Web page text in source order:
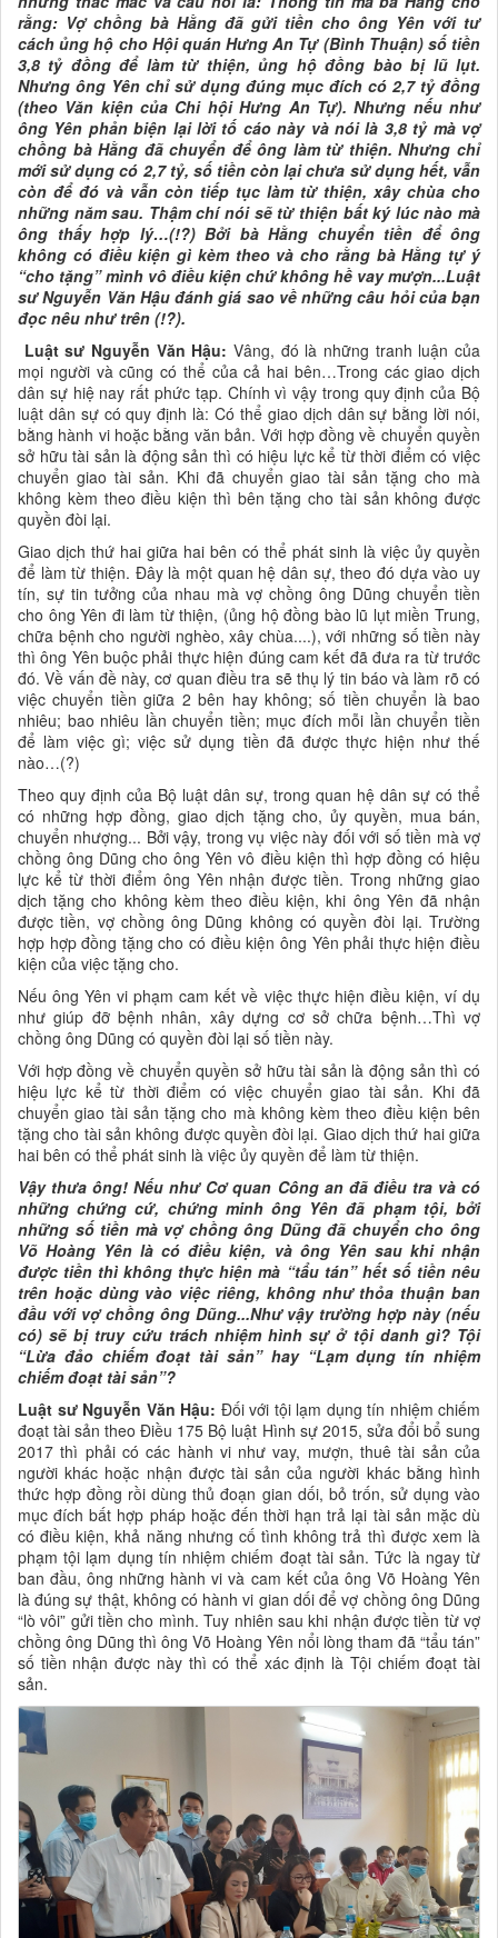
rằng: Vợ chồng bà Hằng đã gửi tiền cho ông Yên với tư
cách ủng hộ cho Hội quán Hưng An Tự (Bình Thuận) số tiền
3,8 tỷ đồng để làm từ thiện, ủng hộ đồng bào bị lũ lụt.
Nhưng ông Yên chỉ sử dụng đúng mục đích có 2,7 tỷ đồng
(theo Văn kiện của Chi hội Hưng An Tự). Nhưng nếu như
ông Yên phản biện lại lời tố cáo này và nói là 3,8 tỷ mà vợ
chồng bà Hằng đã chuyển để ông làm từ thiện. Nhưng chỉ
mới sử dụng có 2,7 tỷ, số tiền còn lại chưa sử dụng hết, vẫn
còn để đó và vẫn còn tiếp tục làm từ thiện, xây chùa cho
những năm sau. Thậm chí nói sẽ từ thiện bất ký lúc nào mà
ông thấy hợp lý…(!?) Bởi bà Hằng chuyển tiền để ông
không có điều kiện gì kèm theo và cho rằng bà Hằng tự ý
“cho tặng” mình vô điều kiện chứ không hề vay mượn...Luật
sư Nguyễn Văn Hậu đánh giá sao về những câu hỏi của bạn
đọc nêu như trên (!?).
Luật sư Nguyễn Văn Hậu: Vâng, đó là những tranh luận của
mọi người và cũng có thể của cả hai bên…Trong các giao dịch
dân sự hiệ nay rất phức tạp. Chính vì vậy trong quy định của Bộ
luật dân sự có quy định là: Có thể giao dịch dân sự bằng lời nói,
bằng hành vi hoặc bằng văn bản. Với hợp đồng về chuyển quyền
sở hữu tài sản là động sản thì có hiệu lực kể từ thời điểm có việc
chuyển giao tài sản. Khi đã chuyển giao tài sản tặng cho mà
không kèm theo điều kiện thì bên tặng cho tài sản không được
quyền đòi lại.
Giao dịch thứ hai giữa hai bên có thể phát sinh là việc ủy quyền
để làm từ thiện. Đây là một quan hệ dân sự, theo đó dựa vào uy
tín, sự tin tưởng của nhau mà vợ chồng ông Dũng chuyển tiền
cho ông Yên đi làm từ thiện, (ủng hộ đồng bào lũ lụt miền Trung,
chữa bệnh cho người nghèo, xây chùa....), với những số tiền này
thì ông Yên buộc phải thực hiện đúng cam kết đã đưa ra từ trước
đó. Về vấn đề này, cơ quan điều tra sẽ thụ lý tin báo và làm rõ có
việc chuyển tiền giữa 2 bên hay không; số tiền chuyển là bao
nhiêu; bao nhiêu lần chuyển tiền; mục đích mỗi lần chuyển tiền
để làm việc gì; việc sử dụng tiền đã được thực hiện như thế
nào…(?)
Theo quy định của Bộ luật dân sự, trong quan hệ dân sự có thể
có những hợp đồng, giao dịch tặng cho, ủy quyền, mua bán,
chuyển nhượng... Bởi vậy, trong vụ việc này đối với số tiền mà vợ
chồng ông Dũng cho ông Yên vô điều kiện thì hợp đồng có hiệu
lực kể từ thời điểm ông Yên nhận được tiền. Trong những giao
dịch tặng cho không kèm theo điều kiện, khi ông Yên đã nhận
được tiền, vợ chồng ông Dũng không có quyền đòi lại. Trường
hợp hợp đồng tặng cho có điều kiện ông Yên phải thực hiện điều
kiện của việc tặng cho.
Nếu ông Yên vi phạm cam kết về việc thực hiện điều kiện, ví dụ
như giúp đỡ bệnh nhân, xây dựng cơ sở chữa bệnh…Thì vợ
chồng ông Dũng có quyền đòi lại số tiền này.
Với hợp đồng về chuyển quyền sở hữu tài sản là động sản thì có
hiệu lực kể từ thời điểm có việc chuyển giao tài sản. Khi đã
chuyển giao tài sản tặng cho mà không kèm theo điều kiện bên
tặng cho tài sản không được quyền đòi lại. Giao dịch thứ hai giữa
hai bên có thể phát sinh là việc ủy quyền để làm từ thiện.
Vậy thưa ông! Nếu như Cơ quan Công an đã điều tra và có
những chứng cứ, chứng minh ông Yên đã phạm tội, bởi
những số tiền mà vợ chồng ông Dũng đã chuyển cho ông
Võ Hoàng Yên là có điều kiện, và ông Yên sau khi nhận
được tiền thì không thực hiện mà “tẩu tán” hết số tiền nêu
trên hoặc dùng vào việc riêng, không như thỏa thuận ban
đầu với vợ chồng ông Dũng...Như vậy trường hợp này (nếu
có) sẽ bị truy cứu trách nhiệm hình sự ở tội danh gì? Tội
“Lừa đảo chiếm đoạt tài sản” hay “Lạm dụng tín nhiệm
chiếm đoạt tài sản”?
Luật sư Nguyễn Văn Hậu: Đối với tội lạm dụng tín nhiệm chiếm
đoạt tài sản theo Điều 175 Bộ luật Hình sự 2015, sửa đổi bổ sung
2017 thì phải có các hành vi như vay, mượn, thuê tài sản của
người khác hoặc nhận được tài sản của người khác bằng hình
thức hợp đồng rồi dùng thủ đoạn gian dối, bỏ trốn, sử dụng vào
mục đích bất hợp pháp hoặc đến thời hạn trả lại tài sản mặc dù
có điều kiện, khả năng nhưng cố tình không trả thì được xem là
phạm tội lạm dụng tín nhiệm chiếm đoạt tài sản. Tức là ngay từ
ban đầu, ông những hành vi và cam kết của ông Võ Hoàng Yên
là đúng sự thật, không có hành vi gian dối để vợ chồng ông Dũng
“lò vôi” gửi tiền cho mình. Tuy nhiên sau khi nhận được tiền từ vợ
chồng ông Dũng thì ông Võ Hoàng Yên nổi lòng tham đã “tẩu tán”
số tiền nhận được này thì có thể xác định là Tội chiếm đoạt tài
sản.